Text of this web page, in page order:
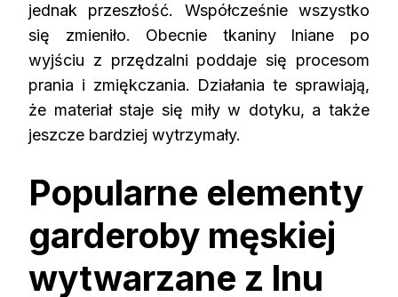
jednak przeszłość. Współcześnie wszystko
się zmieniło. Obecnie tkaniny lniane po
wyjściu z przędzalni poddaje się procesom
prania i zmiękczania. Działania te sprawiają,
że materiał staje się miły w dotyku, a także
jeszcze bardziej wytrzymały.
Popularne elementy
garderoby męskiej
wytwarzane z lnu